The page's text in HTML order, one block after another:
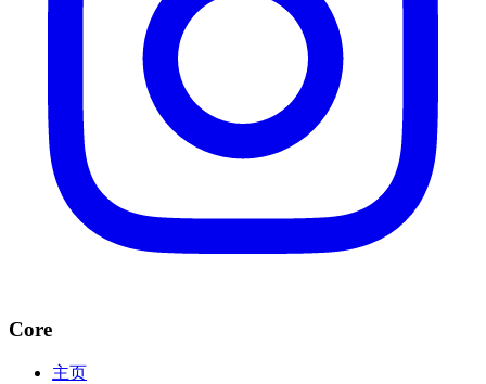
Core
主页